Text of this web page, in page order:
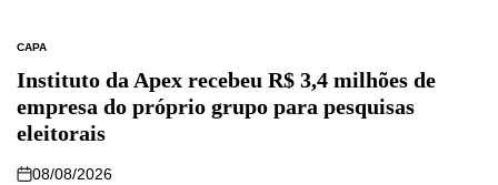
CAPA
Instituto da Apex recebeu R$ 3,4 milhões de
empresa do próprio grupo para pesquisas
eleitorais
08/08/2026